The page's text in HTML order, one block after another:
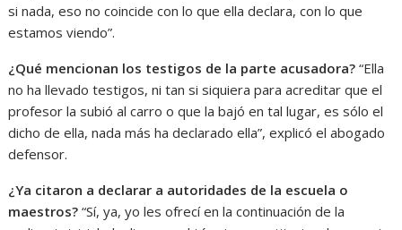
si nada, eso no coincide con lo que ella declara, con lo que
estamos viendo”.
¿Qué mencionan los testigos de la parte acusadora?“Ella
no ha llevado testigos, ni tan si siquiera para acreditar que el
profesor la subió al carro o que la bajó en tal lugar, es sólo el
dicho de ella, nada más ha declarado ella”, explicó el abogado
defensor.
¿Ya citaron a declarar a autoridades de la escuela o
maestros? “Sí, ya, yo les ofrecí en la continuación de la